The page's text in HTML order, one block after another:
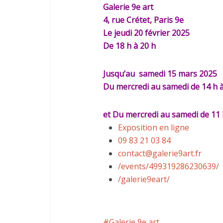
Galerie 9e art
4, rue Crétet, Paris 9e
Le jeudi 20 février 2025
De 18 h à 20 h
Jusqu’au samedi 15 mars 2025
Du mercredi au samedi de 14 h
et Du mercredi au samedi de 11
Exposition en ligne
09 83 21 03 84
contact@galerie9art.fr
/events/499319286230639/
/galerie9eart/